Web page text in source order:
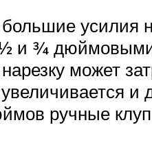
усилия
и ¾
может
и
ручные